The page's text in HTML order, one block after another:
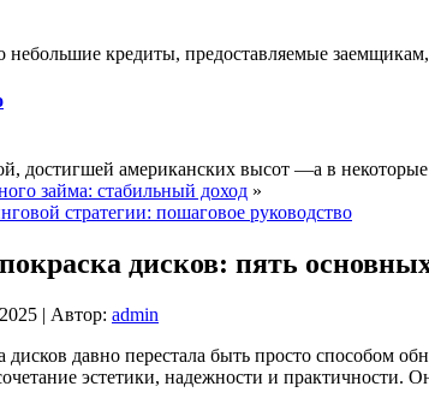
кредиты, предоставляемые
достигшей американских высот —а в
займа: стабильный доход »
стратегии: пошаговое руководство
дисков: пять
| Автор: admin
дисков давно перестала быть просто способом
эстетики, надежности и практичности.